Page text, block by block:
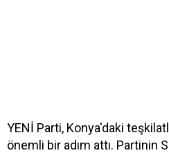
YENİ Parti, Konya'daki
önemli bir adım attı. Partinin